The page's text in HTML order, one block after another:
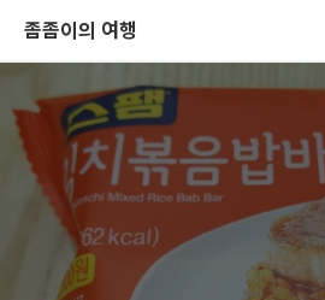
좀좀이의 여행